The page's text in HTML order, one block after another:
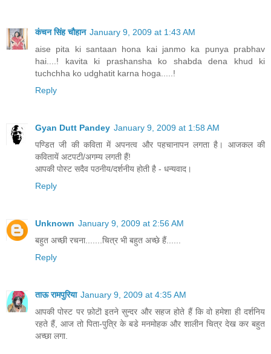
कंचन सिंह चौहान January 9, 2009 at 1:43 AM
aise pita ki santaan hona kai janmo ka punya prabhav
hai....! kavita ki prashansha ko shabda dena khud ki
tuchchha ko udghatit karna hoga.....!
Reply
Gyan Dutt Pandey January 9, 2009 at 1:58 AM
पण्डित जी की कविता में अपनत्व और पहचानापन लगता है। आजकल की
कवितायें अटपटी/अगम्य लगती हैं!
आपकी पोस्ट सदैव पठनीय/दर्शनीय होती है - धन्यवाद।
Reply
Unknown January 9, 2009 at 2:56 AM
बहुत अच्छी रचना.......चित्र भी बहुत अच्छे हैं......
Reply
ताऊ रामपुरिया January 9, 2009 at 4:35 AM
आपकी पोस्ट पर फ़ोटॊ इतने सुन्दर और सहज होते हैं कि वो हमेशा ही दर्शनिय
रहते हैं, आज तो पिता-पुत्रि के बडे मनमोहक और शालीन चित्र देख कर बहुत
अच्छा लगा.